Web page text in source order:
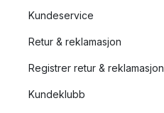
Kundeservice
Retur & reklamasjon
Registrer retur & reklamasjon
Kundeklubb